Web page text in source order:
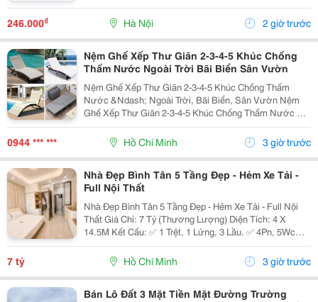
Dưỡng Vừa Thơm Ngon, Vừa Tiện Lợi Để Bắt Đầu
Ngày Mới Hoặc Nạp Năng Lượng Sau Giờ Làm Việc,
Thì Hạnh Nhân...
246.000₫ Hà Nội 2 giờ trước
Nệm Ghế Xếp Thư Giãn 2-3-4-5 Khúc Chống
Thấm Nước Ngoài Trời Bãi Biển Sân Vườn
Nệm Ghế Xếp Thư Giãn 2-3-4-5 Khúc Chống Thấm
Nước &Ndash; Ngoài Trời, Bãi Biển, Sân Vườn Nệm
Ghế Xếp Thư Giãn 2-3-4-5 Khúc Chống Thấm Nước Có
Nhiều Mẫu, Kích Thước, Màu Sắc Và Chất Liệu Phù
Hợp Nhu Cầu Lựa Chọn. Sản Phẩm Hoàn Thiện Tỉ Mỉ,
Bền Đẹp,...
0944 *** *** Hồ Chí Minh 3 giờ trước
Nhà Đẹp Bình Tân 5 Tầng Đẹp - Hẻm Xe Tải -
Full Nội Thất
Nhà Đẹp Bình Tân 5 Tầng Đẹp - Hẻm Xe Tải - Full Nội
Thất Giá Chỉ: 7 Tỷ (Thương Lượng) Diện Tích: 4 X
14.5M Kết Cấu: ✅ 1 Trệt, 1 Lửng, 3 Lầu. ✅ 4Pn, 5Wc
(Có Thể Bố Trí 6Pn). ✅ Phòng Thờ, Phòng Giặt, Sân
Thượng. Hẻm Xe Tải, Gần Mặt Tiền, Thuận...
7 tỷ Hồ Chí Minh 3 giờ trước
Bán Lô Đất 3 Mặt Tiền Mặt Đường Trường